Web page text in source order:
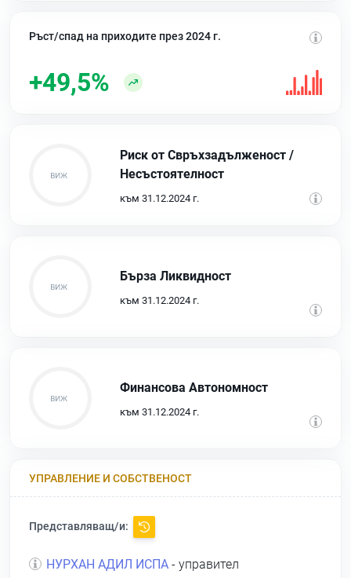
Ръст/спад на приходите през 2024 г.
+49,5%
Риск от Свръхзадълженост /
Несъстоятелност
към 31.12.2024 г.
Бърза Ликвидност
към 31.12.2024 г.
Финансова Автономност
към 31.12.2024 г.
УПРАВЛЕНИЕ И СОБСТВЕНОСТ
Представляващ/и:
НУРХАН АДИЛ ИСПА - управител